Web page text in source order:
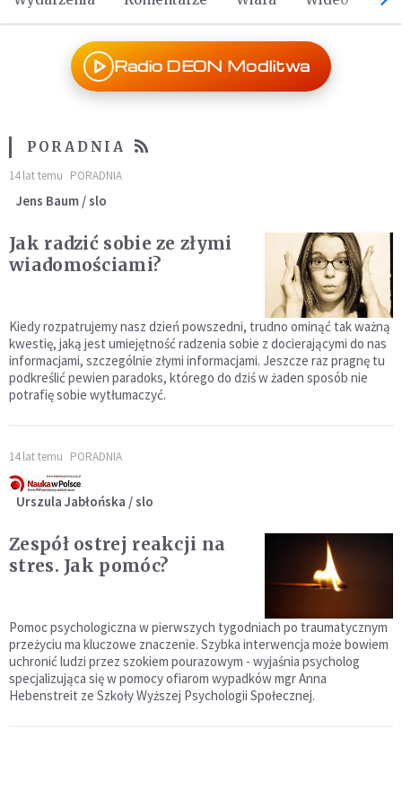
Radio DEON Modlitwa
PORADNIA
14 lat temu PORADNIA
Jens Baum / slo
Jak radzić sobie ze złymi
wiadomościami?
Kiedy rozpatrujemy nasz dzień powszedni, trudno ominąć tak ważną
kwestię, jaką jest umiejętność radzenia sobie z docierającymi do nas
informacjami, szczególnie złymi informacjami. Jeszcze raz pragnę tu
podkreślić pewien paradoks, którego do dziś w żaden sposób nie
potrafię sobie wytłumaczyć.
14 lat temu PORADNIA
Urszula Jabłońska / slo
Zespół ostrej reakcji na
stres. Jak pomóc?
Pomoc psychologiczna w pierwszych tygodniach po traumatycznym
przeżyciu ma kluczowe znaczenie. Szybka interwencja może bowiem
uchronić ludzi przez szokiem pourazowym - wyjaśnia psycholog
specjalizująca się w pomocy ofiarom wypadków mgr Anna
Hebenstreit ze Szkoły Wyższej Psychologii Społecznej.